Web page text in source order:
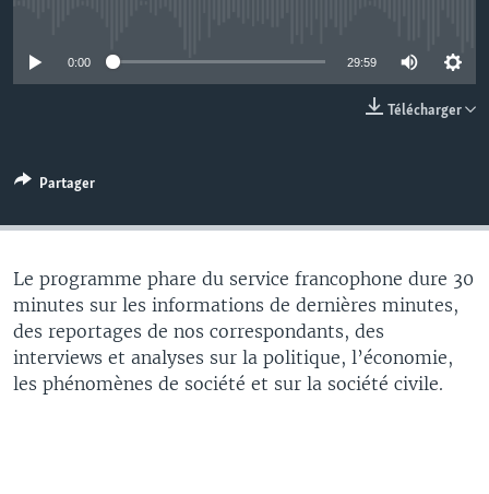
0:00 29:59
Télécharger
Partager
Le programme phare du service francophone dure 30
minutes sur les informations de dernières minutes,
des reportages de nos correspondants, des
interviews et analyses sur la politique, l’économie,
les phénomènes de société et sur la société civile.